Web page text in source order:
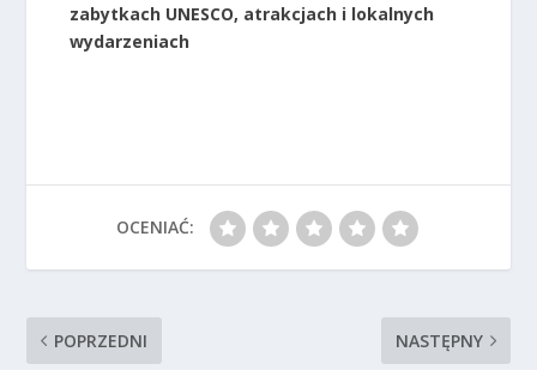
zabytkach UNESCO, atrakcjach i lokalnych
wydarzeniach
OCENIAĆ:
POPRZEDNI NASTĘPNY